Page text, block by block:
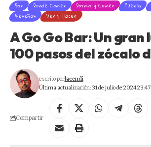
Bar Donde Comer Dormir y Comer Puebla
Reseñas
Ver y Hacer
A Go Go Bar: Un gran
100 pasos del zócalo
Última actualización: 31 de julio de 2024 23:47
escrito porlacendi
Compartir